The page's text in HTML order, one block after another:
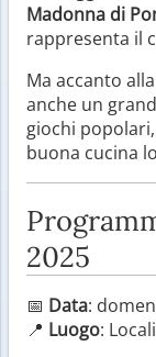
Madonna di
rappresenta il
Ma accanto
anche un
giochi
buona cucina
2025
📅 Data:
📍 Luogo: